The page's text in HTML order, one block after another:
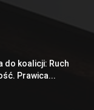
do koalicji: Ruch
Prawica...